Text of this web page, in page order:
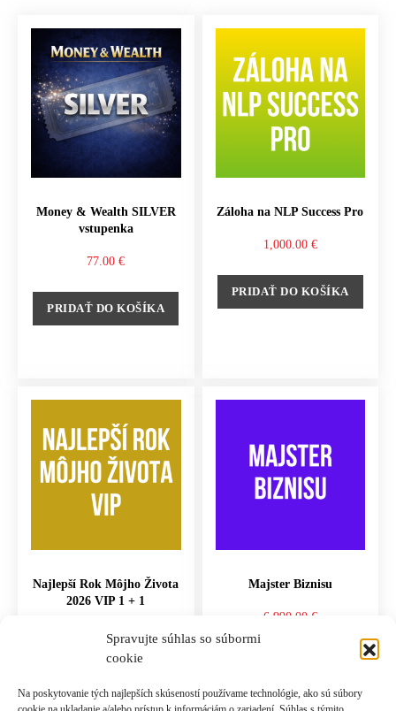
Spravujte súhlas so súbormi
cookie
Na poskytovanie tých najlepších skúseností používame technológie, ako sú súbory
Money & Wealth SILVER
vstupenka
77.00€
PRIDAŤ DO KOŠÍKA
Záloha na NLP Success Pro
1,000.00 €
PRIDAŤ DO KOŠÍKA
Najlepší Rok Môjho Života
2026 VIP 1 + 1
997.00
Majster Biznisu
6,990.00 €